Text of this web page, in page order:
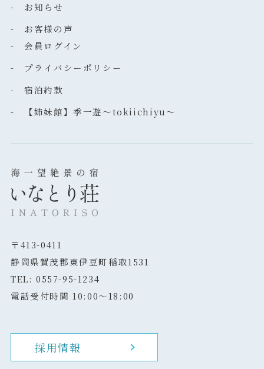
- お知らせ
- お客様の声
- 会員ログイン
- プライバシーポリシー
- 宿泊約款
- 【姉妹館】季一遊～tokiichiyu～
〒413-0411
静岡県賀茂郡東伊豆町稲取1531
TEL: 0557-95-1234
電話受付時間 10:00～18:00
採用情報